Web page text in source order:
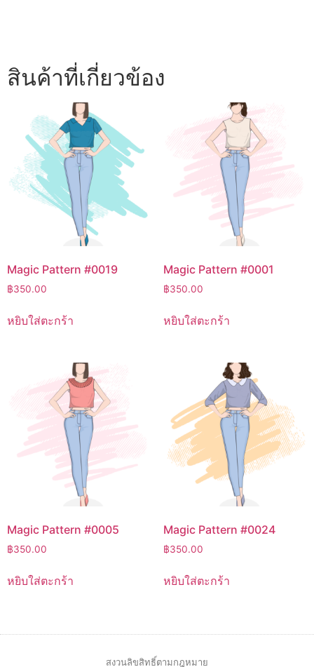
สินค้าที่เกี่ยวข้อง
Magic Pattern #0019
฿350.00
หยิบใส่ตะกร้า
Magic Pattern #0001
฿350.00
หยิบใส่ตะกร้า
Magic Pattern #0005
฿350.00
หยิบใส่ตะกร้า
Magic Pattern #0024
฿350.00
หยิบใส่ตะกร้า
สงวนลิขสิทธิ์ตามกฎหมาย